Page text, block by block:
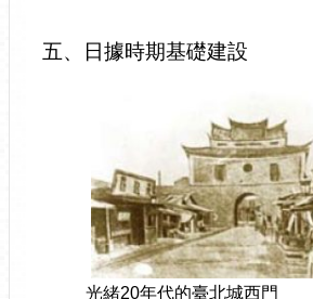
五、日據時期基礎建設
光緒20年代的臺北城西門